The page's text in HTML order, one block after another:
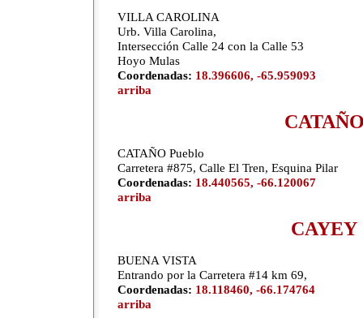
VILLA CAROLINA
Urb. Villa Carolina,
Intersección Calle 24 con la Calle 53
Hoyo Mulas
Coordenadas: 18.396606, -65.959093
arriba
CATAÑO Pueblo
Carretera #875, Calle El Tren, Esquina Pilar
Coordenadas: 18.440565, -66.120067
arriba
CAYEY
BUENA VISTA
Entrando por la Carretera #14 km 69,
Coordenadas: 18.118460, -66.174764
arriba